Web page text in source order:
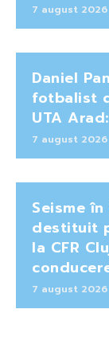
7 august 2026
Daniel
fotbalist
UTA
7 august 2026
Seisme
destituit
la CFR
7 august 2026